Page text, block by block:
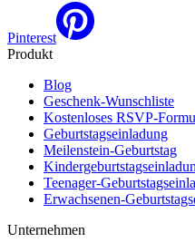
Pinterest
Produkt
Blog
Geschenk-Wunschliste
Kostenloses RSVP-
Geburtstagseinladung
Meilenstein-Geburtstag
Teenager-
Erwachsenen-
Unternehmen